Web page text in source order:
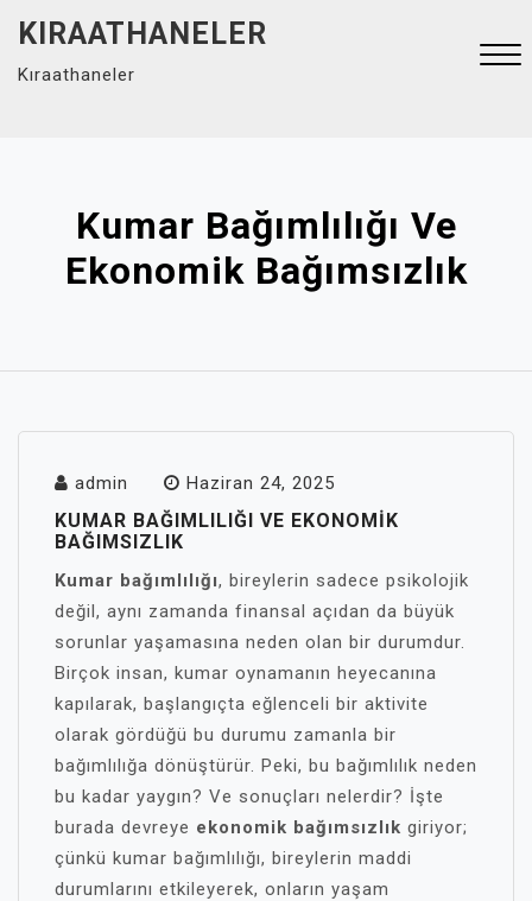
content
KIRAATHANELER
Kıraathaneler
Kumar Bağımlılığı Ve
Ekonomik Bağımsızlık
admin Haziran 24, 2025
KUMAR BAĞIMLILIĞI VE EKONOMIK
BAĞIMSIZLIK
Kumar bağımlılığı, bireylerin sadece psikolojik
değil, aynı zamanda finansal açıdan da büyük
sorunlar yaşamasına neden olan bir durumdur.
Birçok insan, kumar oynamanın heyecanına
kapılarak, başlangıçta eğlenceli bir aktivite
olarak gördüğü bu durumu zamanla bir
bağımlılığa dönüştürür. Peki, bu bağımlılık neden
bu kadar yaygın? Ve sonuçları nelerdir? İşte
burada devreye ekonomik bağımsızlık giriyor;
çünkü kumar bağımlılığı, bireylerin maddi
durumlarını etkileyerek, onların yaşam